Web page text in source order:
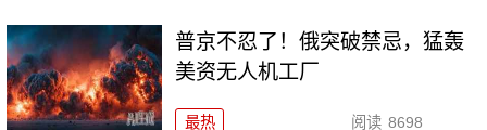
普京不忍了！俄突破禁忌，猛轰
美资无人机工厂
最热 阅读 8698